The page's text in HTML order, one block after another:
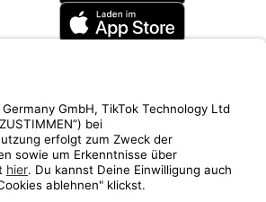
limango.nl limango.pl